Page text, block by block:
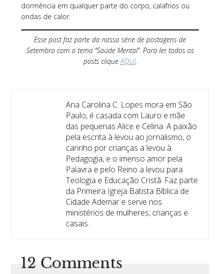
dormência em qualquer parte do corpo, calafrios ou
ondas de calor.
Esse post faz parte da nossa série de postagens de
Setembro com o tema “Saúde Mental”. Para ler todos os
posts cliqueAQUI.
Ana Carolina C. Lopes mora em São
Paulo, é casada com Lauro e mãe
das pequenas Alice e Celina. A paixão
pela escrita à levou ao jornalismo, o
carinho por crianças a levou à
Pedagogia, e o imenso amor pela
Palavra e pelo Reino a levou para
Teologia e Educação Cristã. Faz parte
da Primeira Igreja Batista Bíblica de
Cidade Ademar e serve nos
ministérios de mulheres, crianças e
casais.
12 Comments